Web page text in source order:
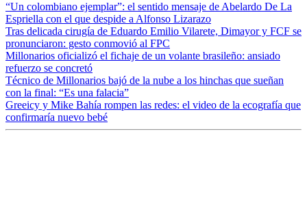
“Un colombiano ejemplar”: el sentido mensaje de Abelardo De La
Espriella con el que despide a Alfonso Lizarazo
Tras delicada cirugía de Eduardo Emilio Vilarete, Dimayor y FCF se
pronunciaron: gesto conmovió al FPC
Millonarios oficializó el fichaje de un volante brasileño: ansiado
refuerzo se concretó
Técnico de Millonarios bajó de la nube a los hinchas que sueñan
con la final: “Es una falacia”
Greeicy y Mike Bahía rompen las redes: el video de la ecografía que
confirmaría nuevo bebé